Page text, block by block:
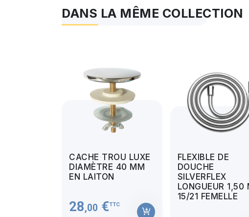
DANS LA MÊME COLLECTION
CACHE TROU LUXE
DIAMÈTRE 40 MM
EN LAITON
28,00 €TTC
FLEXIBLE DE
DOUCHE
SILVERFLEX
LONGUEUR 1,50
15/21 FEMELLE